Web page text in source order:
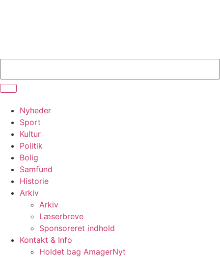
Nyheder
Sport
Kultur
Politik
Bolig
Samfund
Historie
Arkiv
Arkiv
Læserbreve
Sponsoreret indhold
Kontakt & Info
Holdet bag AmagerNyt